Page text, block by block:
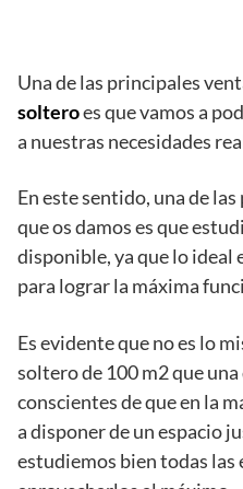
Una de las principales
solteroes que vamos a
a nuestras necesidades
En este sentido, una de
que os damos es que
disponible, ya que lo ideal
para lograr la máxima
Es evidente que no es lo
soltero de 100 m2 que
conscientes de que en la
a disponer de un espacio
estudiemos bien todas las